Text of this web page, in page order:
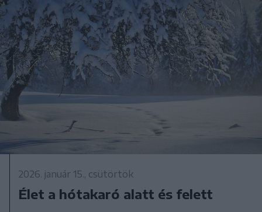
2026. január 15., csütörtök
Élet a hótakaró alatt és felett